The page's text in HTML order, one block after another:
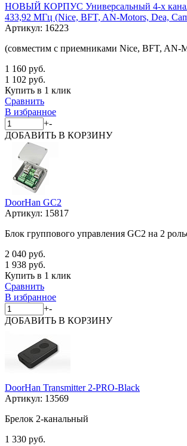
НОВЫЙ КОРПУС Универсальный 4-х
433,92 МГц (Nice, BFT, AN-Motors, Dea,
Артикул: 16223
(совместим с приемниками Nice, BFT, AN-
1 160 руб.
1 102 руб.
Купить в 1 клик
Сравнить
В избранное
+-
ДОБАВИТЬ В КОРЗИНУ
DoorHan GC2
Артикул: 15817
Блок группового управления GC2 на 2
2 040 руб.
1 938 руб.
Купить в 1 клик
Сравнить
В избранное
+-
ДОБАВИТЬ В КОРЗИНУ
DoorHan Transmitter 2-PRO-Black
Артикул: 13569
Брелок 2-канальный
1 330 руб.